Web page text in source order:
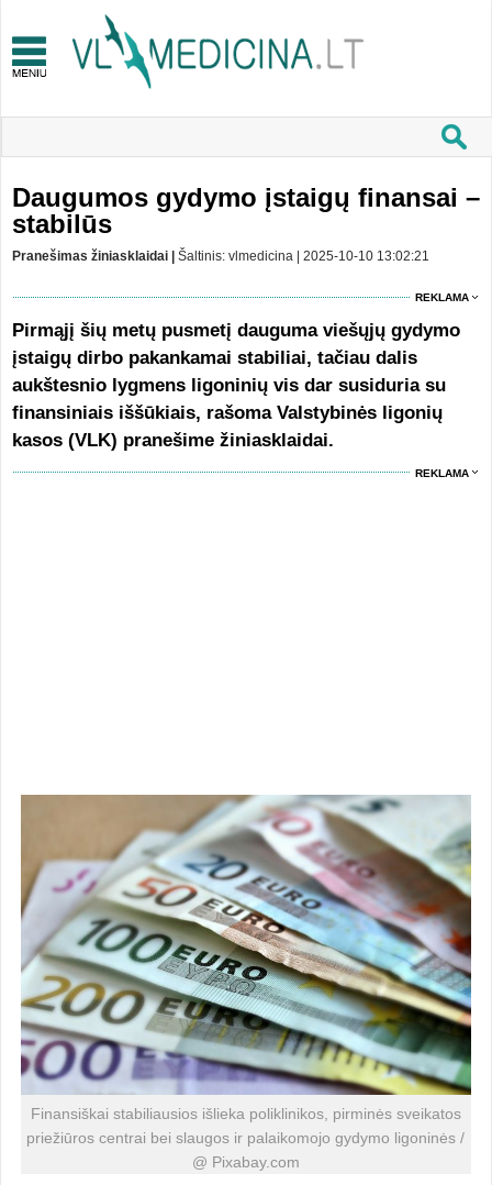
Daugumos gydymo įstaigų finansai –
stabilūs
Pranešimas žiniasklaidai | Šaltinis: vlmedicina | 2025-10-10 13:02:21
REKLAMA
Pirmąjį šių metų pusmetį dauguma viešųjų gydymo
įstaigų dirbo pakankamai stabiliai, tačiau dalis
aukštesnio lygmens ligoninių vis dar susiduria su
finansiniais iššūkiais, rašoma Valstybinės ligonių
kasos (VLK) pranešime žiniasklaidai.
REKLAMA
Finansiškai stabiliausios išlieka poliklinikos, pirminės sveikatos
priežiūros centrai bei slaugos ir palaikomojo gydymo ligoninės /
@ Pixabay.com